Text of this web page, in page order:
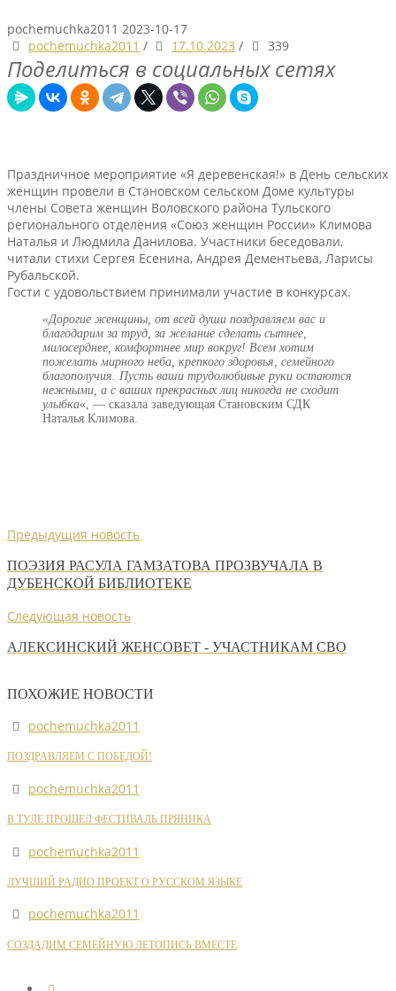
pochemuchka2011 2023-10-17
pochemuchka2011 / 17.10.2023 / 339
Поделиться в социальных сетях
Праздничное мероприятие «Я деревенская!» в День сельских
женщин провели в Становском сельском Доме культуры
члены Совета женщин Воловского района Тульского
регионального отделения «Союз женщин России» Климова
Наталья и Людмила Данилова. Участники беседовали,
читали стихи Сергея Есенина, Андрея Дементьева, Ларисы
Рубальской.
Гости с удовольствием принимали участие в конкурсах.
«Дорогие женщины, от всей души поздравляем вас и
благодарим за труд, за желание сделать сытнее,
милосерднее, комфортнее мир вокруг! Всем хотим
пожелать мирного неба, крепкого здоровья, семейного
благополучия. Пусть ваши трудолюбивые руки остаются
нежными, а с ваших прекрасных лиц никогда не сходит
улыбка«, — сказала заведующая Становским СДК
Наталья Климова.
Предыдущия новость
ПОЭЗИЯ РАСУЛА ГАМЗАТОВА ПРОЗВУЧАЛА В
ДУБЕНСКОЙ БИБЛИОТЕКЕ
Следующая новость
АЛЕКСИНСКИЙ ЖЕНСОВЕТ - УЧАСТНИКАМ СВО
ПОХОЖИЕ НОВОСТИ
pochemuchka2011
ПОЗДРАВЛЯЕМ С ПОБЕДОЙ!
pochemuchka2011
В ТУЛЕ ПРОШЕЛ ФЕСТИВАЛЬ ПРЯНИКА
pochemuchka2011
ЛУЧШИЙ РАДИО ПРОЕКТ О РУССКОМ ЯЗЫКЕ
pochemuchka2011
СОЗДАДИМ СЕМЕЙНУЮ ЛЕТОПИСЬ ВМЕСТЕ